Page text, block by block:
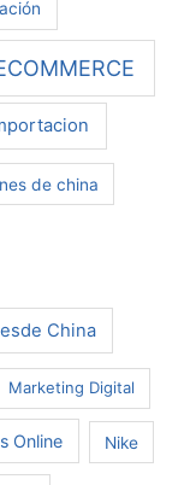
de china
China
Marketing Digital
Online Nike